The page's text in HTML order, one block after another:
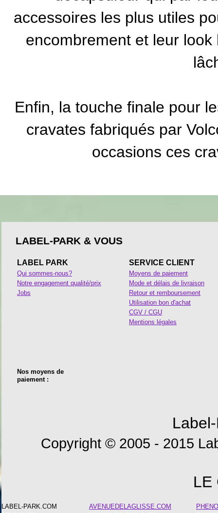
accessoires les plus utiles
encombrement et leur
Enfin, la touche finale pour
cravates fabriqués par
occasions ces
LABEL-PARK & VOUS
LABEL PARK
Qui sommes-nous?
Notre engagement qualité/prix
Jobs
SERVICE CLIENT
Moyens de paiement
Mode et délais de livraison
Retour et remboursement
Utilisation bon d'achat
CGV / CGU
Mentions légales
Nos moyens de
paiement :
Copyright © 2005 - 2015
LE
LABEL-PARK.COM
AVENUEDELAGLISSE.COM